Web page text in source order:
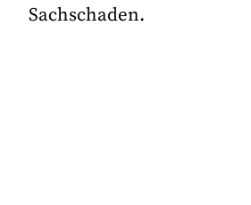
Sachschaden.